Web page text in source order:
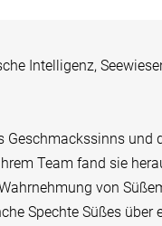
Intelligenz,
Geschmackssinns und
Team fand sie
von
Spechte Süßes über